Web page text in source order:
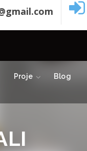
Proje Blog